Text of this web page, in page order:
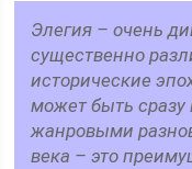
Элегия – очень
существенно
исторические
может быть
жанровыми
века – это